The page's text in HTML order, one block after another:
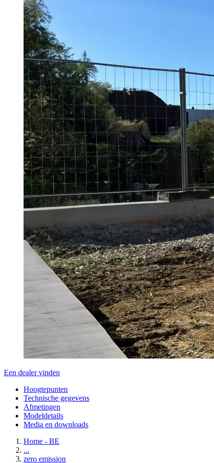
Een dealer vinden
Hoogtepunten
Technische gegevens
Afmetingen
Modeldetails
Media en downloads
Home - BE
...
zero emission